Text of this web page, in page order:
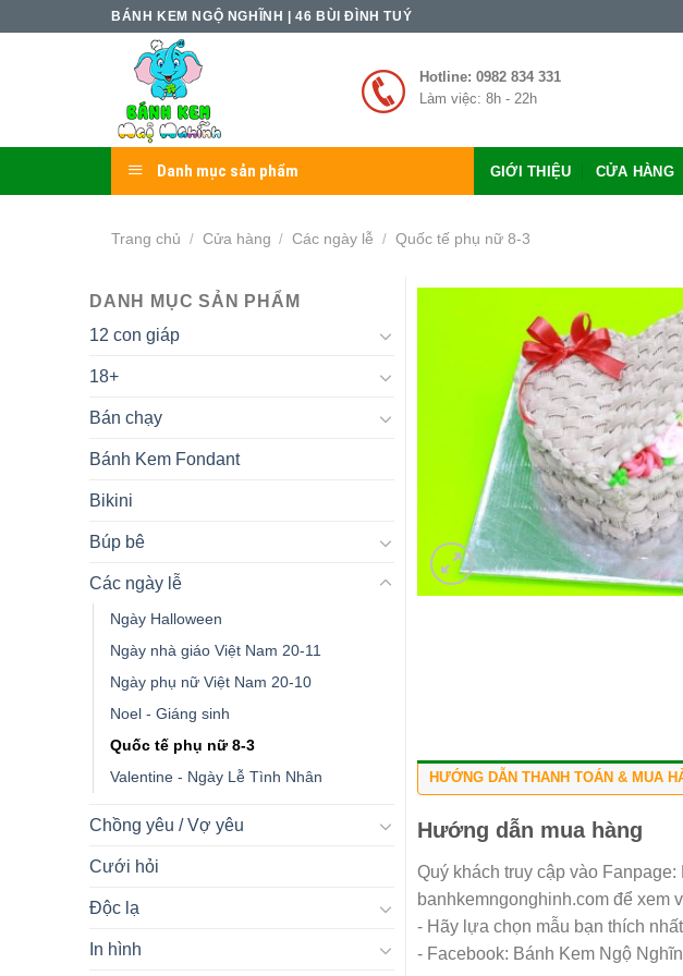
BÁNH KEM NGỘ NGHĨNH | 46 BÙI ĐÌNH TUÝ
Hotline: 0982 834 331
Làm việc: 8h - 22h
Danh mục sản phẩm GIỚI THIỆU CỬA HÀNG
Trang chủ / Cửa hàng / Các ngày lễ / Quốc tế phụ nữ 8-3
DANH MỤC SẢN PHẨM
12 con giáp
18+
Bán chạy
Bánh Kem Fondant
Bikini
Búp bê
Các ngày lễ
Ngày Halloween
Ngày nhà giáo Việt Nam 20-11
Ngày phụ nữ Việt Nam 20-10
Noel - Giáng sinh
Quốc tế phụ nữ 8-3
Valentine - Ngày Lễ Tình Nhân
Chồng yêu / Vợ yêu
Cưới hỏi
Độc lạ
In hình
HƯỚNG DẪN THANH TOÁN & MUA
Hướng dẫn mua hàng
Quý khách truy cập vào
banhkemngonghinh.com để xem
- Hãy lựa chọn mẫu bạn thích
- Facebook: Bánh Kem Ngộ